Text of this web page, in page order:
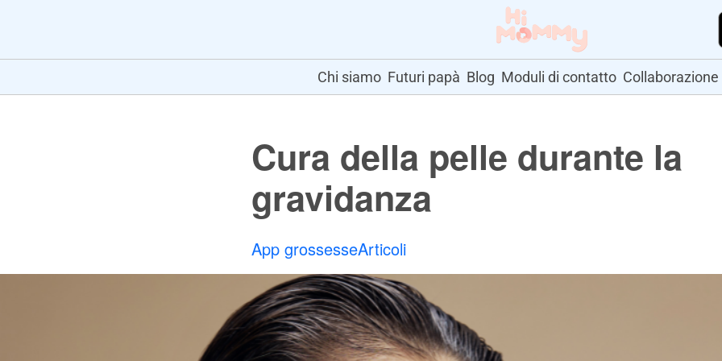
Chi siamo Futuri papà Blog Moduli di contatto Collaborazione
Cura della pelle durante la
gravidanza
App grossesseArticoli